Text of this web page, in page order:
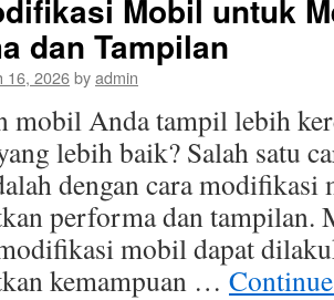
Mobil untuk
dan Tampilan
16, 2026byadmin
mobil Anda tampil lebih
lebih baik? Salah satu
dengan cara
performa dan tampilan.
mobil dapat
kemampuan …